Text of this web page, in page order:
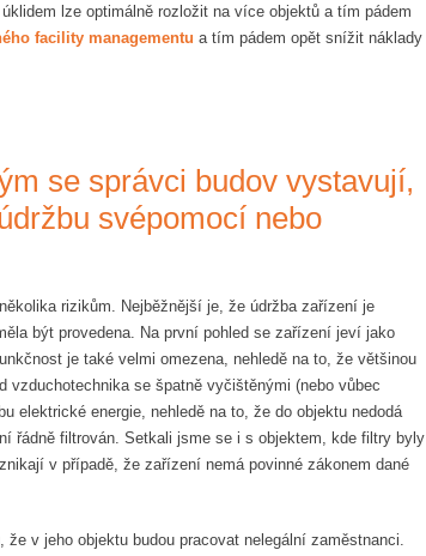
lze optimálně rozložit na více objektů a tím pádem
facility managementu a tím pádem opět snížit náklady
se správci budov vystavují,
svépomocí nebo
rizikům. Nejběžnější je, že údržba zařízení je
být provedena. Na první pohled se zařízení jeví jako
je také velmi omezena, nehledě na to, že většinou
se špatně vyčištěnými (nebo vůbec
elektrické energie, nehledě na to, že do objektu nedodá
řádně filtrován. Setkali jsme se i s objektem, kde filtry byly
v případě, že zařízení nemá povinné zákonem dané
v jeho objektu budou pracovat nelegální zaměstnanci.